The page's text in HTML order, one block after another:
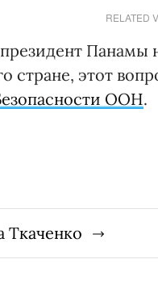
RELATED
стране, этот
ООН.
Ткаченко